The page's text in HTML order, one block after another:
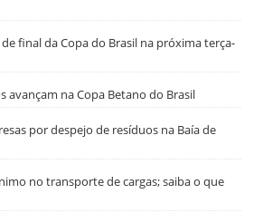
final da Copa do Brasil na próxima terça-
avançam na Copa Betano do Brasil
por despejo de resíduos na Baía de
no transporte de cargas; saiba o que